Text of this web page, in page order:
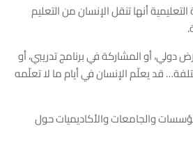
أنها تنقل الإنسان من التعليم
أو المشاركة في برنامج تدريبي، أو
قد يعلّم الإنسان في أيام ما لا تعلّمه
والجامعات والأكاديميات حول